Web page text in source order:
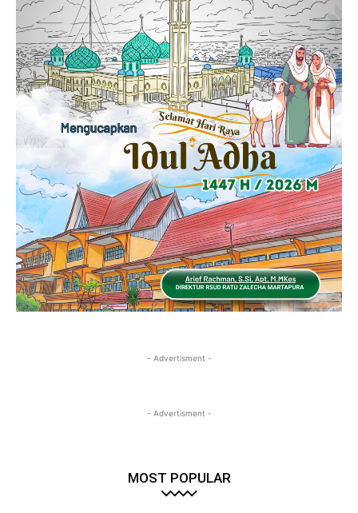
- Advertisment -
- Advertisment -
MOST POPULAR